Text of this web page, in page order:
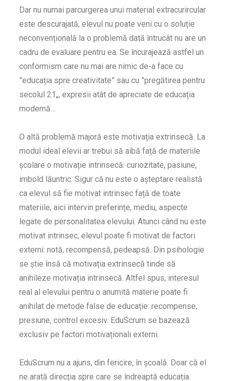
Dar nu numai parcurgerea unui material extracurircular
este descurajată, elevul nu poate veni cu o soluție
neconvențională la o problemă dată întrucât nu are un
cadru de evaluare pentru ea. Se încurajează astfel un
conformism care nu mai are nimic de-a face cu
”educația spre creativitate” sau cu ”pregătirea pentru
secolul 21„, expresii atât de apreciate de educația
modernă…
O altă problemă majoră este motivația extrinsecă. La
modul ideal elevii ar trebui să aibă față de materiile
școlare o motivație intrinsecă: curiozitate, pasiune,
imbold lăuntric. Sigur că nu este o așteptare realistă
ca elevul să fie motivat intrinsec față de toate
materiile, aici intervin preferințe, mediu, aspecte
legate de personalitatea elevului. Atunci când nu este
motivat intrinsec, elevul poate fi motivat de factori
externi: notă, recompensă, pedeapsă. Din psihologie
se știe însă că motivația extrinsecă tinde să
anihileze motivația intrinsecă. Altfel spus, interesul
real al elevului pentru o anumită materie poate fi
anihilat de metode false de educație: recompense,
presiune, control excesiv. EduScrum se bazează
exclusiv pe factori motivaționali externi.
EduScrum nu a ajuns, din fericire, în școală. Doar că el
ne arată direcția spre care se îndreaptă educația